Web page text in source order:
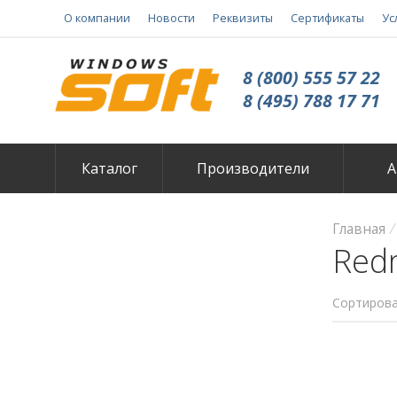
О компании Новости Реквизиты Сертификаты
8 (800) 555 57 22
8 (495) 788 17 71
Каталог Производители
Главная